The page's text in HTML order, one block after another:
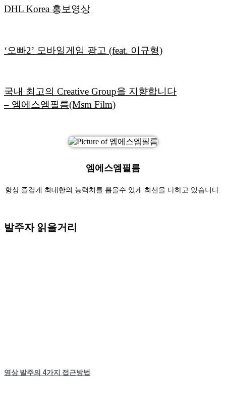
DHL Korea 홍보영상
‘오빠2’ 모바일게임 광고 (feat. 이규형)
국내 최고의 Creative Group을 지향합니다
– 엠에스엠필름(Msm Film)
엠에스엠필름
항상 즐겁게 최대한의 능력치를 뽑을수 있게 최선을 다하고 있습니다.
발주자 읽을거리
영상 발주의 4가지 접근방법